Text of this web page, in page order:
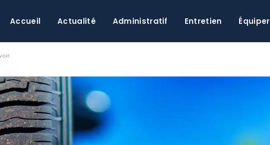
Accueil Actualité Administratif Entretien Équiper